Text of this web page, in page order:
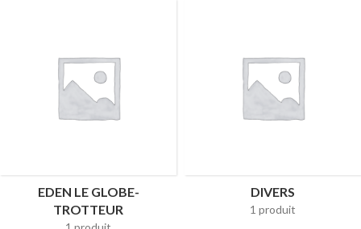
EDEN LE GLOBE-
TROTTEUR
DIVERS
1 produit